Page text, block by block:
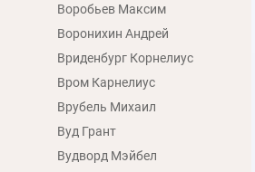
Воробьев Максим
Воронихин Андрей
Вриденбург Корнелиус
Вром Карнелиус
Врубель Михаил
Вуд Грант
Вудворд Мэйбел